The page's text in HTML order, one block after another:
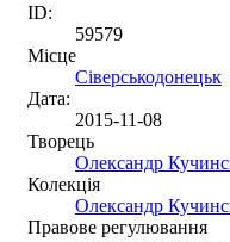
ID:
59579
Місце
Сіверськодонецьк
Дата:
2015-11-08
Творець
Олександр
Колекція
Олександр
Правове регулювання